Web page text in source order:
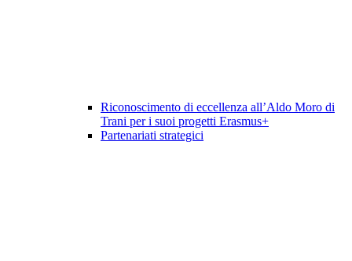
Riconoscimento di eccellenza all’Aldo Moro di
Trani per i suoi progetti Erasmus+
Partenariati strategici